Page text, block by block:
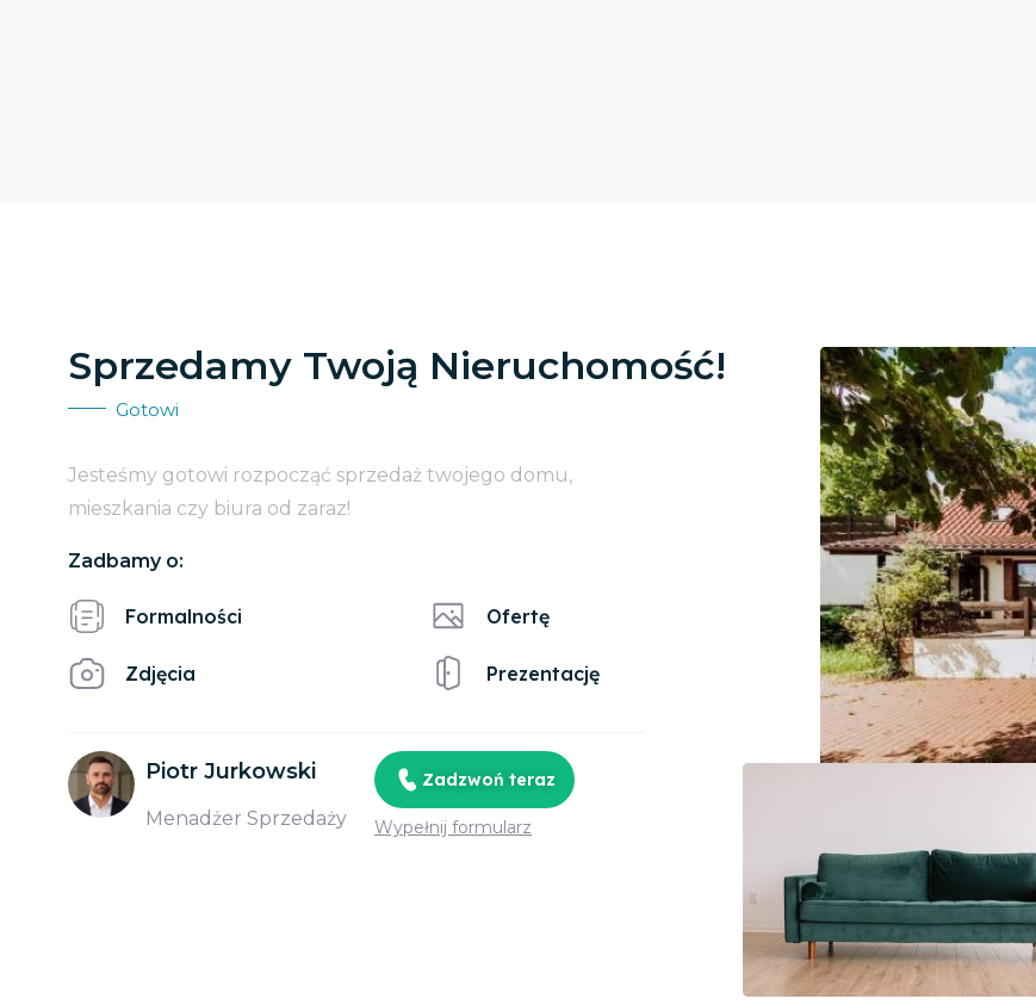
Sprzedamy Twoją Nieruchomość!
Gotowi
Jesteśmy gotowi rozpocząć sprzedaż twojego domu,
mieszkania czy biura od zaraz!
Zadbamy o:
Formalności
Zdjęcia
Ofertę
Prezentację
Piotr Jurkowski
Menadżer Sprzedaży
Zadzwoń teraz
Wypełnij formularz